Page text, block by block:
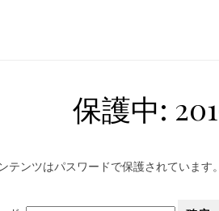
保護中:
テンツはパスワードで保護されていま